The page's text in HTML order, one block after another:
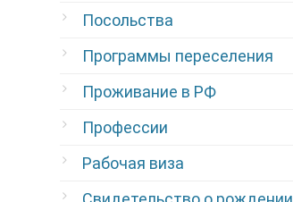
Посольства
Программы переселения
Проживание в РФ
Профессии
Рабочая виза